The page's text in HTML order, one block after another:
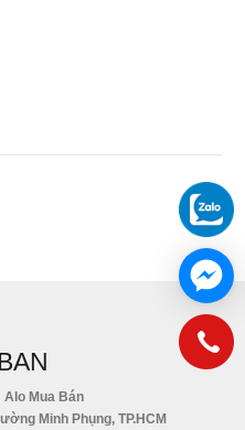
Alo Mua Bán
Minh Phụng, TP.HCM